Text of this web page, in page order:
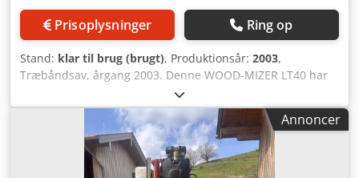
Prisoplysninger Ring op
Stand: klar til brug (brugt), Produktionsår: 2003,
Træbåndsav, årgang 2003. Denne WOOD-MIZER LT40 har
et fuldt hydraulisk system og drives af en 3 år gammel
Kohler-benzinmotor med 1.100 driftstimer. Det samlede
antal driftstimer er 4.300, og saven blev gennemgået en
komplet service i 2026, hvilket sikrer, at den fungerer fuldt
ud. Hvis du leder efter en sav med høj ydeevne, bør du
Annoncer